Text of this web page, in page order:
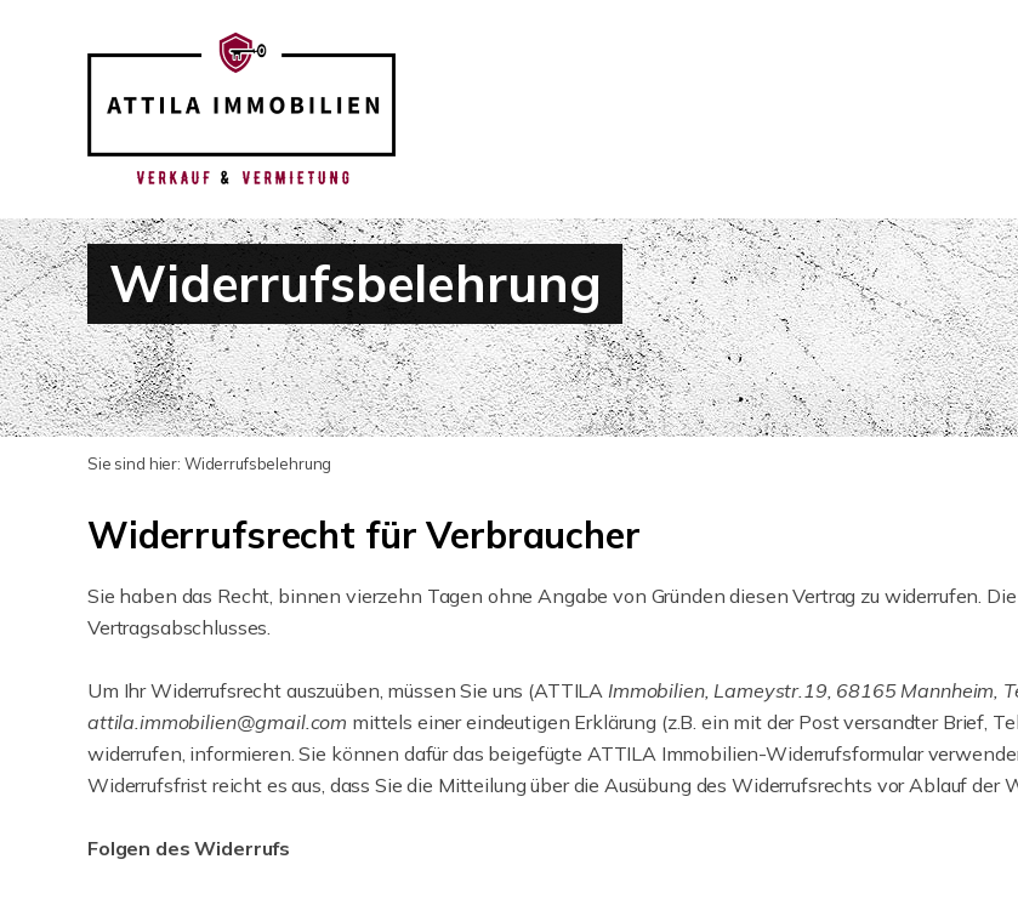
Widerrufsbelehrung
Sie sind hier: Widerrufsbelehrung
Widerrufsrecht für Verbraucher
Sie haben das Recht, binnen vierzehn Tagen ohne Angabe von Gründen diesen Vertrag zu widerrufen.
Vertragsabschlusses.
Um Ihr Widerrufsrecht auszuüben, müssen Sie uns (ATTILA Immobilien, Lameystr.19, 68165 Mannheim,
attila.immobilien@gmail.com mittels einer eindeutigen Erklärung (z.B. ein mit der Post versandter Brief,
widerrufen, informieren. Sie können dafür das beigefügte ATTILA Immobilien-Widerrufsformular
Widerrufsfrist reicht es aus, dass Sie die Mitteilung über die Ausübung des Widerrufsrechts vor Ablauf der
Folgen des Widerrufs